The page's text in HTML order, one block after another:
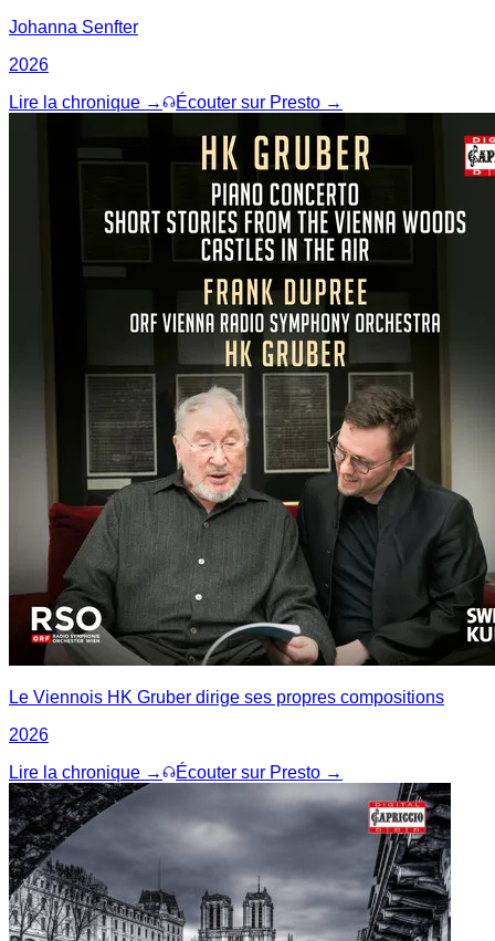
Johanna Senfter
2026
Lire la chronique →
Écouter sur Presto →
Le Viennois HK Gruber dirige ses propres compositions
2026
Lire la chronique →
Écouter sur Presto →